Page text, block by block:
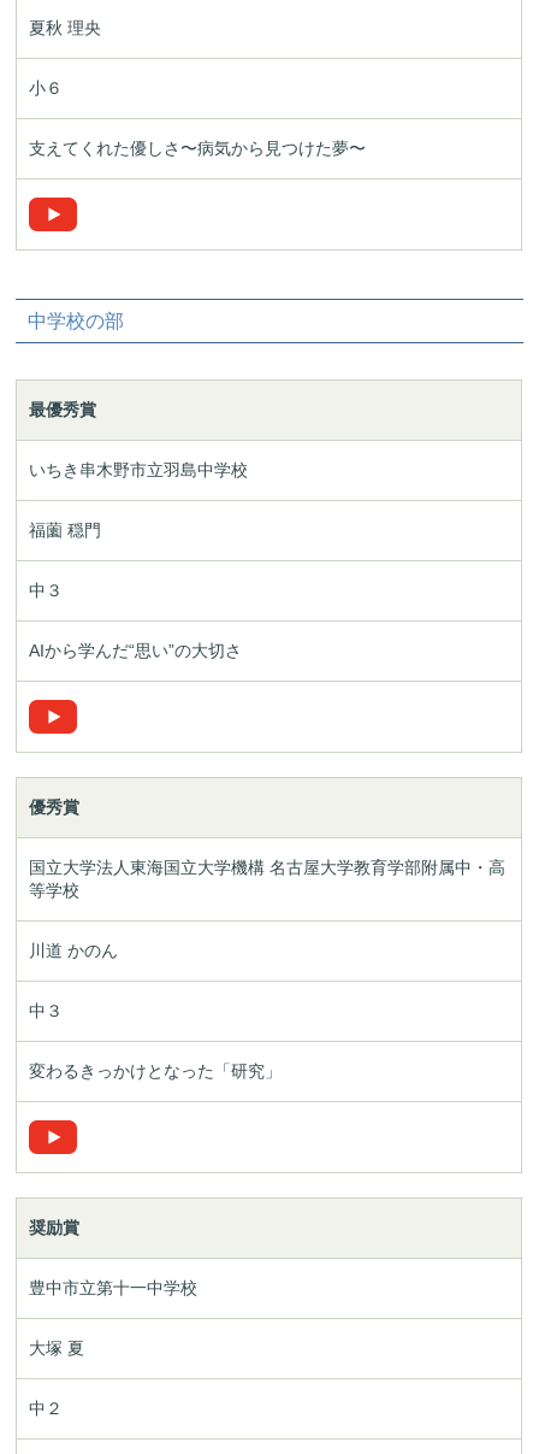
夏秋 理央
小６
支えてくれた優しさ〜病気から見つけた夢〜
中学校の部
最優秀賞
いちき串木野市立羽島中学校
福薗 穏門
中３
AIから学んだ“思い”の大切さ
優秀賞
国立大学法人東海国立大学機構名古屋大学教育学部附属中・高
等学校
川道 かのん
中３
変わるきっかけとなった「研究」
奨励賞
豊中市立第十一中学校
大塚 夏
中２